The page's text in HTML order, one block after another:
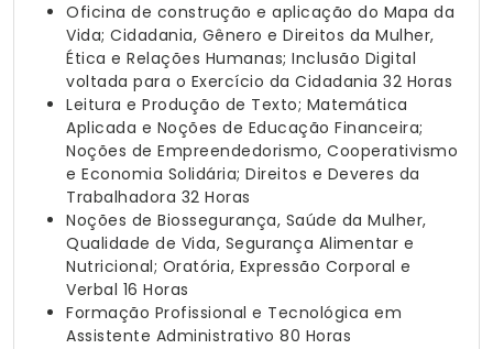
Oficina de construção e aplicação do Mapa da
Vida; Cidadania, Gênero e Direitos da Mulher,
Ética e Relações Humanas; Inclusão Digital
voltada para o Exercício da Cidadania 32 Horas
Leitura e Produção de Texto; Matemática
Aplicada e Noções de Educação Financeira;
Noções de Empreendedorismo, Cooperativismo
e Economia Solidária; Direitos e Deveres da
Trabalhadora 32 Horas
Noções de Biossegurança, Saúde da Mulher,
Qualidade de Vida, Segurança Alimentar e
Nutricional; Oratória, Expressão Corporal e
Verbal 16 Horas
Formação Profissional e Tecnológica em
Assistente Administrativo 80 Horas